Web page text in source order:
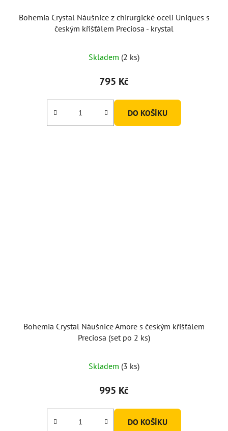
Bohemia Crystal Náušnice z chirurgické oceli Uniques s
českým křišťálem Preciosa - krystal
Skladem (2 ks)
795 Kč
DO KOŠÍKU
Bohemia Crystal Náušnice Amore s českým křišťálem
Preciosa (set po 2 ks)
Skladem (3 ks)
995 Kč
DO KOŠÍKU